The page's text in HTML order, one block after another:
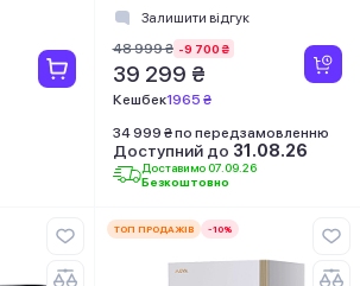
Залишити відгук
48 999 ₴ -9 700 ₴
39 299 ₴
Кешбек1965 ₴
34 999 ₴ по передзамовленню
Доступний до 31.08.26
Доставимо 07.09.26
Безкоштовно
ТОП ПРОДАЖІВ -10%